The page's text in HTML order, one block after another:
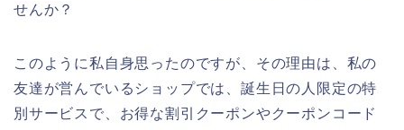
せんか？
このように私自身思ったのですが、その理由は、私の
友達が営んでいるショップでは、誕生日の人限定の特
別サービスで、お得な割引クーポンやクーポンコード